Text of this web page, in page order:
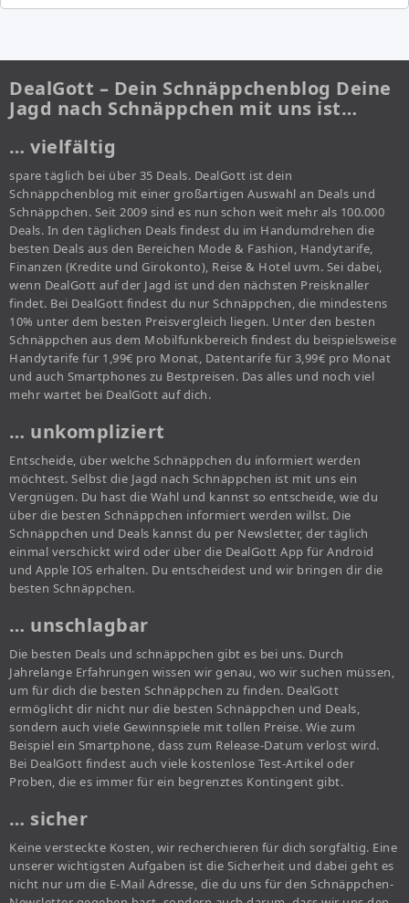
DealGott – Dein Schnäppchenblog Deine
Jagd nach Schnäppchen mit uns ist…
… vielfältig
spare täglich bei über 35 Deals. DealGott ist dein
Schnäppchenblog mit einer großartigen Auswahl an Deals und
Schnäppchen. Seit 2009 sind es nun schon weit mehr als 100.000
Deals. In den täglichen Deals findest du im Handumdrehen die
besten Deals aus den Bereichen Mode & Fashion, Handytarife,
Finanzen (Kredite und Girokonto), Reise & Hotel uvm. Sei dabei,
wenn DealGott auf der Jagd ist und den nächsten Preisknaller
findet. Bei DealGott findest du nur Schnäppchen, die mindestens
10% unter dem besten Preisvergleich liegen. Unter den besten
Schnäppchen aus dem Mobilfunkbereich findest du beispielsweise
Handytarife für 1,99€ pro Monat, Datentarife für 3,99€ pro Monat
und auch Smartphones zu Bestpreisen. Das alles und noch viel
mehr wartet bei DealGott auf dich.
… unkompliziert
Entscheide, über welche Schnäppchen du informiert werden
möchtest. Selbst die Jagd nach Schnäppchen ist mit uns ein
Vergnügen. Du hast die Wahl und kannst so entscheide, wie du
über die besten Schnäppchen informiert werden willst. Die
Schnäppchen und Deals kannst du per Newsletter, der täglich
einmal verschickt wird oder über die DealGott App für Android
und Apple IOS erhalten. Du entscheidest und wir bringen dir die
besten Schnäppchen.
… unschlagbar
Die besten Deals und schnäppchen gibt es bei uns. Durch
Jahrelange Erfahrungen wissen wir genau, wo wir suchen müssen,
um für dich die besten Schnäppchen zu finden. DealGott
ermöglicht dir nicht nur die besten Schnäppchen und Deals,
sondern auch viele Gewinnspiele mit tollen Preise. Wie zum
Beispiel ein Smartphone, dass zum Release-Datum verlost wird.
Bei DealGott findest auch viele kostenlose Test-Artikel oder
Proben, die es immer für ein begrenztes Kontingent gibt.
… sicher
Keine versteckte Kosten, wir recherchieren für dich sorgfältig. Eine
unserer wichtigsten Aufgaben ist die Sicherheit und dabei geht es
nicht nur um die E-Mail Adresse, die du uns für den Schnäppchen-